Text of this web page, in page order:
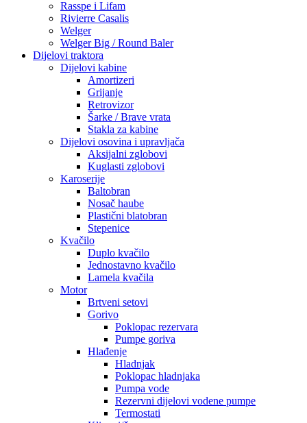
Rasspe i Lifam
Rivierre Casalis
Welger
Welger Big / Round Baler
Dijelovi traktora
Dijelovi kabine
Amortizeri
Grijanje
Retrovizor
Šarke / Brave vrata
Stakla za kabine
Dijelovi osovina i upravljača
Aksijalni zglobovi
Kuglasti zglobovi
Karoserije
Baltobran
Nosač haube
Plastični blatobran
Stepenice
Kvačilo
Duplo kvačilo
Jednostavno kvačilo
Lamela kvačila
Motor
Brtveni setovi
Gorivo
Poklopac rezervara
Pumpe goriva
Hlađenje
Hladnjak
Poklopac hladnjaka
Pumpa vode
Rezervni dijelovi vodene pumpe
Termostati